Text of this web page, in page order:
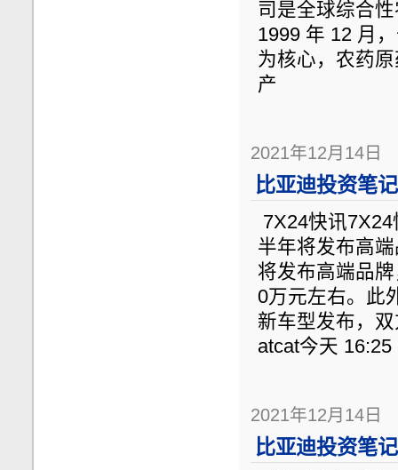
司是全球综合
1999 年 12 月
为核心，农药
产
2021年12月14日
比亚迪投资笔
7X24快讯
半年将发布高
将发布高端品
0万元左右。此
新车型发布，
atcat今天 16:25
2021年12月14日
比亚迪投资笔